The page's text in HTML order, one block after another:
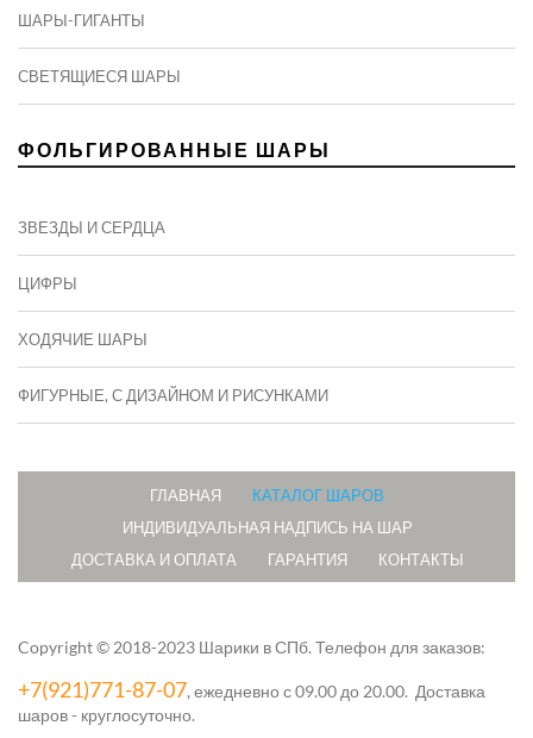
ШАРЫ-ГИГАНТЫ
СВЕТЯЩИЕСЯ ШАРЫ
ФОЛЬГИРОВАННЫЕ ШАРЫ
ЗВЕЗДЫ И СЕРДЦА
ЦИФРЫ
ХОДЯЧИЕ ШАРЫ
ФИГУРНЫЕ, С ДИЗАЙНОМ И РИСУНКАМИ
ГЛАВНАЯ
КАТАЛОГ ШАРОВ
ИНДИВИДУАЛЬНАЯ НАДПИСЬ НА ШАР
ДОСТАВКА И ОПЛАТА
ГАРАНТИЯ КОНТАКТЫ
Copyright © 2018-2023 Шарики в СПб.Телефон для заказов:
+7(921)771-87-07, ежедневно с 09.00 до 20.00. Доставка
шаров - круглосуточно.